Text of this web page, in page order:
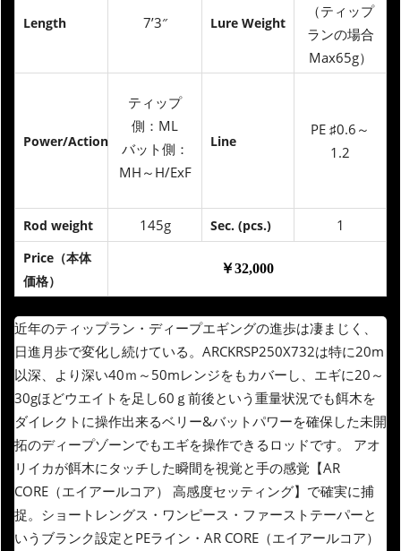
Length 7’3″ Lure Weight
（ティップ
ランの場合
Max65g）
Power/Action
ティップ
側：ML
バット側：
MH～H/ExF
Line
PE ♯0.6～
1.2
Rod weight 145g Sec. (pcs.) 1
Price（本体
価格）
￥32,000
近年のティップラン・ディープエギングの進歩は凄まじく、
日進月歩で変化し続けている。ARCKRSP250X732は特に20m
以深、より深い40ｍ～50mレンジをもカバーし、エギに20～
30gほどウエイトを足し60ｇ前後という重量状況でも餌木を
ダイレクトに操作出来るベリー&バットパワーを確保した未開
拓のディープゾーンでもエギを操作できるロッドです。 アオ
リイカが餌木にタッチした瞬間を視覚と手の感覚【AR
CORE（エイアールコア） 高感度セッティング】で確実に捕
捉。ショートレングス・ワンピース・ファーストテーパーと
いうブランク設定とPEライン・AR CORE（エイアールコア）